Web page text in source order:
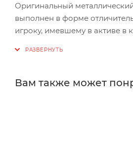
Оригинальный
выполнен в форме
игроку, имевшему в активе в
Вам также может